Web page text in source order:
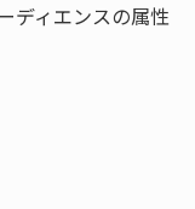
ディエンスの属性